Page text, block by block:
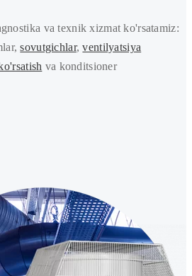
va texnik xizmat ko'rsatamiz:
sovutgichlar,ventilyatsiya
va konditsioner